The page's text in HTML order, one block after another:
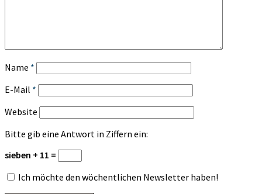
Name *
E-Mail *
Website
Bitte gib eine Antwort in Ziffern ein:
sieben + 11 =
Ich möchte den wöchentlichen Newsletter haben!